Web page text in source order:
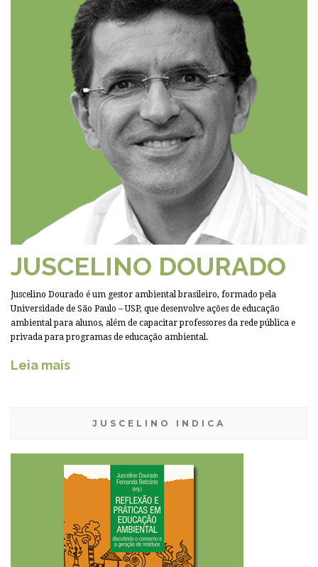
JUSCELINO DOURADO
Juscelino Dourado é um gestor ambiental brasileiro, formado pela
Universidade de São Paulo – USP, que desenvolve ações de educação
ambiental para alunos, além de capacitar professores da rede pública e
privada para programas de educação ambiental.
Leia mais
JUSCELINO INDICA